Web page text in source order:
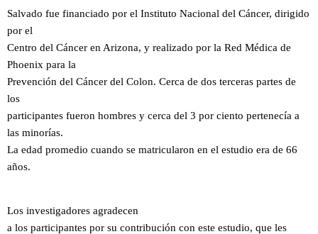
Salvado fue financiado por el Instituto Nacional del Cáncer, dirigido
por el
Centro del Cáncer en Arizona, y realizado por la Red Médica de
Phoenix para la
Prevención del Cáncer del Colon. Cerca de dos terceras partes de
los
participantes fueron hombres y cerca del 3 por ciento pertenecía a
las minorías.
La edad promedio cuando se matricularon en el estudio era de 66
años.
Los investigadores agradecen
a los participantes por su contribución con este estudio, que les